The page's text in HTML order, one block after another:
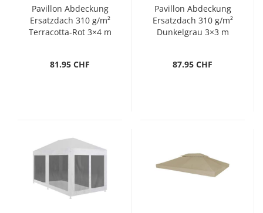
Pavillon Abdeckung
Ersatzdach 310 g/m²
Terracotta-Rot 3×4 m
81.95 CHF
Pavillon Abdeckung
Ersatzdach 310 g/m²
Dunkelgrau 3×3 m
87.95 CHF